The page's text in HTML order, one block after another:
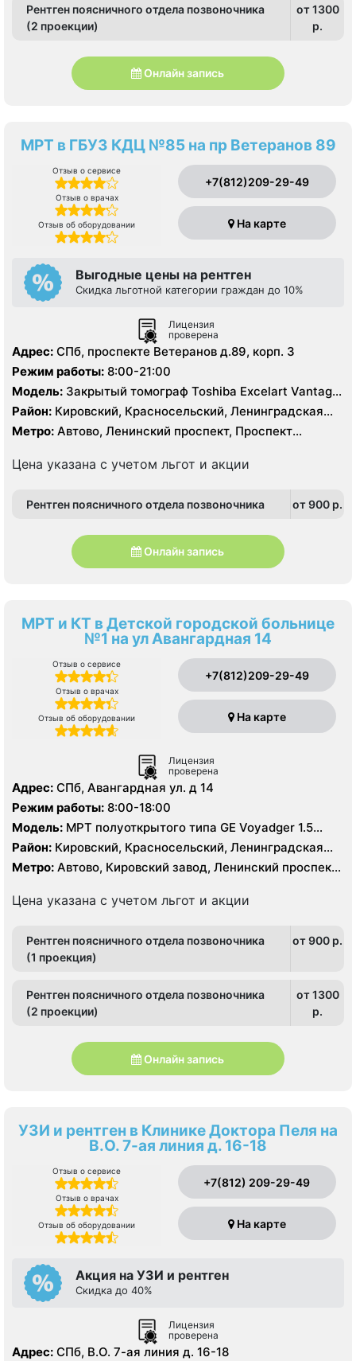
Рентген поясничного отдела позвоночника
(2 проекции)
от 1300
p.
Онлайн запись
МРТ в ГБУЗ КДЦ №85 на пр Ветеранов 89
Отзыв о сервисе
Отзыв о врачах
Отзыв об оборудовании
+7(812)209-29-49
На карте
Выгодные цены на рентген
Скидка льготной категории граждан до 10%
Лицензия
проверена
Адрес: СПб, проспекте Ветеранов д.89, корп. 3
Режим работы: 8:00-21:00
Модель: Закрытый томограф Toshiba Excelart Vantage
1.5 Тесла
Район: Кировский, Красносельский, Ленинградская
область, Московский, Петродворцовый
Метро: Автово, Ленинский проспект, Проспект
Цена указана с учетом льгот и акции
Рентген поясничного отдела позвоночника от 900 p.
Онлайн запись
МРТ и КТ в Детской городской больнице
№1 на ул Авангардная 14
Отзыв о сервисе
Отзыв о врачах
Отзыв об оборудовании
+7(812)209-29-49
На карте
Лицензия
проверена
Адрес: СПб, Авангардная ул. д 14
Режим работы: 8:00-18:00
Модель: МРТ полуоткрытого типа GЕ Voyadger 1.5
Тесла, КТ Siemens Somatom Difinition AS 64 - 64 среза,
Район: Кировский, Красносельский, Ленинградская
область, Петродворцовый
Метро: Автово, Кировский завод, Ленинский проспект,
Цена указана с учетом льгот и акции
Рентген поясничного отдела позвоночника
(1 проекция)
от 900 p.
Рентген поясничного отдела позвоночника
(2 проекции)
от 1300
p.
Онлайн запись
УЗИ и рентген в Клинике Доктора Пеля на
В.О. 7-ая линия д. 16-18
Отзыв о сервисе
Отзыв о врачах
Отзыв об оборудовании
+7(812) 209-29-49
На карте
Акция на УЗИ и рентген
Скидка до 40%
Лицензия
проверена
Адрес: СПб, В.О. 7-ая линия д. 16-18